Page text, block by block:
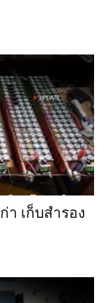
า เก็บสำรอง